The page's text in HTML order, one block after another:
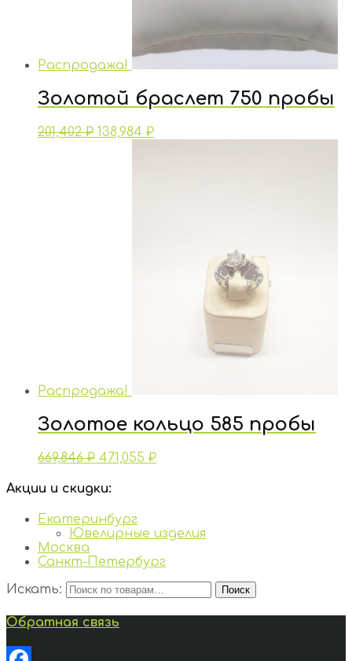
Распродажа!
Золотой браслет 750 пробы
201,402₽ 138,984 ₽
Распродажа!
Золотое кольцо 585 пробы
669,846₽ 471,055 ₽
Акции и скидки:
Екатеринбург
Ювелирные изделия
Москва
Санкт-Петербург
Искать:
Поиск
Обратная связь